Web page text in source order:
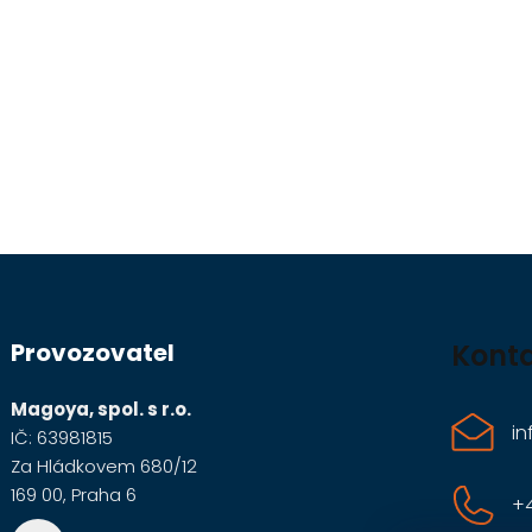
p
a
t
í
Provozovatel
Magoya, spol. s r.o.
IČ: 63981815
Za Hládkovem 680/12
169 00, Praha 6